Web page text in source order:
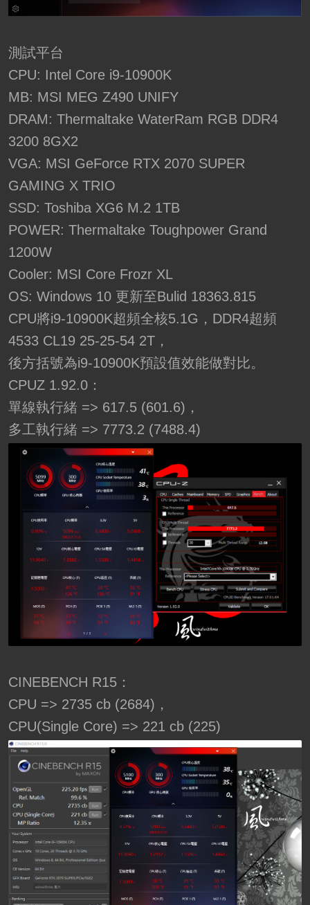
測試平台
CPU: Intel Core i9-10900K
MB: MSI MEG Z490 UNIFY
DRAM: Thermaltake WaterRam RGB DDR4
3200 8GX2
VGA: MSI GeForce RTX 2070 SUPER
GAMING X TRIO
SSD: Toshiba XG6 M.2 1TB
POWER: Thermaltake Toughpower Grand
1200W
Cooler: MSI Core Frozr XL
OS: Windows 10 更新至Bulid 18363.815
CPU將i9-10900K超頻全核5.1G，DDR4超頻
4533 CL19 25-25-54 2T，
後方括號為i9-10900K預設值效能做對比。
CPUZ 1.92.0：
單線執行緒 => 617.5 (601.6)，
多工執行緒 => 7773.2 (7488.4)
CINEBENCH R15：
CPU => 2735 cb (2684)，
CPU(Single Core) => 221 cb (225)